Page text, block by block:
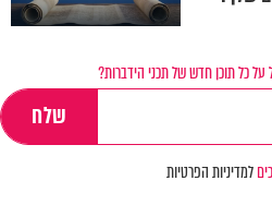
כל תוכן חדש של תכני הידברות?
למדיניות הפרטיות